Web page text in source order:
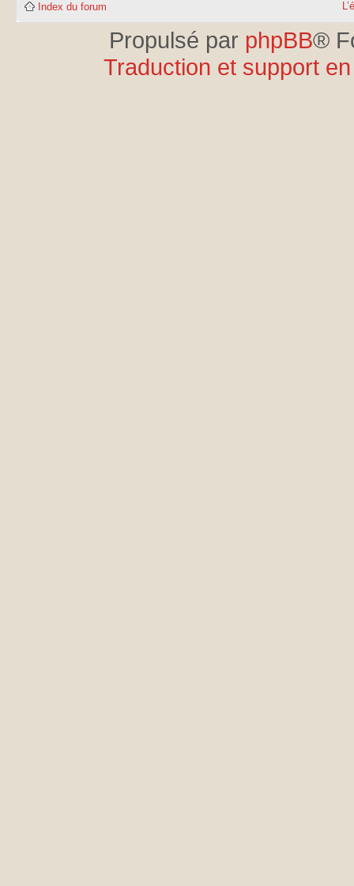
Index du forum
Propulsé par phpBB®
Traduction et support